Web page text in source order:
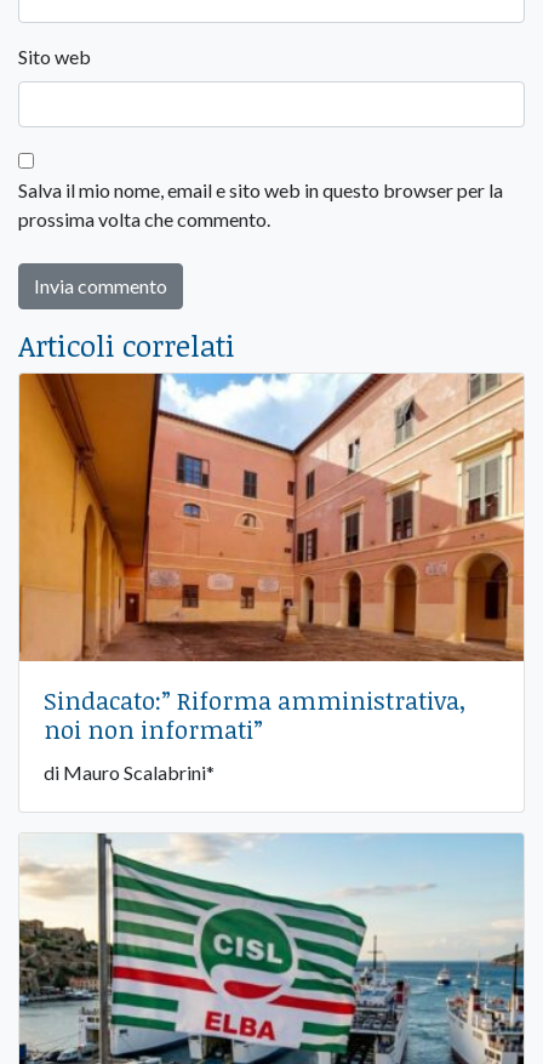
Sito web
Salva il mio nome, email e sito web in questo browser per la
prossima volta che commento.
Articoli correlati
Sindacato:” Riforma amministrativa,
noi non informati”
di Mauro Scalabrini*